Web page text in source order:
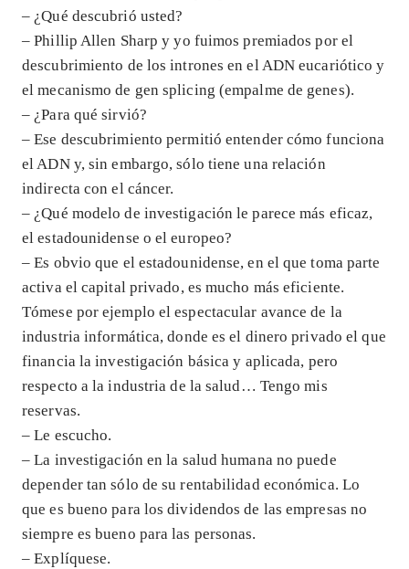
– ¿Qué descubrió usted?
– Phillip Allen Sharp y yo fuimos premiados por el
descubrimiento de los intrones en el ADN eucariótico y
el mecanismo de gen splicing (empalme de genes).
– ¿Para qué sirvió?
– Ese descubrimiento permitió entender cómo funciona
el ADN y, sin embargo, sólo tiene una relación
indirecta con el cáncer.
– ¿Qué modelo de investigación le parece más eficaz,
el estadounidense o el europeo?
– Es obvio que el estadounidense, en el que toma parte
activa el capital privado, es mucho más eficiente.
Tómese por ejemplo el espectacular avance de la
industria informática, donde es el dinero privado el que
financia la investigación básica y aplicada, pero
respecto a la industria de la salud… Tengo mis
reservas.
– Le escucho.
– La investigación en la salud humana no puede
depender tan sólo de su rentabilidad económica. Lo
que es bueno para los dividendos de las empresas no
siempre es bueno para las personas.
– Explíquese.